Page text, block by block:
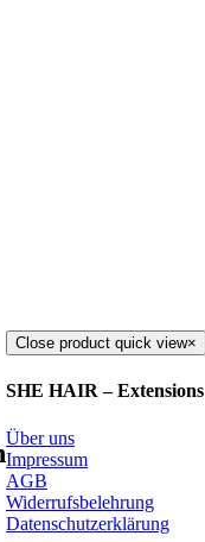
Close product quick view×
SHE HAIR – Extensions
Über uns
Impressum
AGB
Widerrufsbelehrung
Datenschutzerklärung